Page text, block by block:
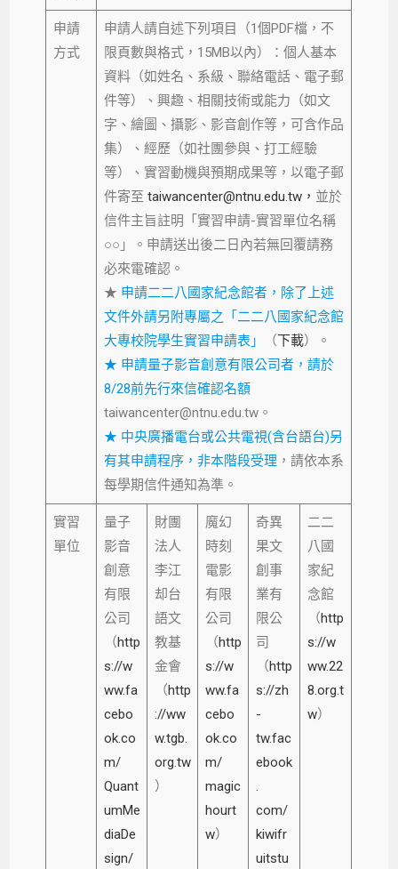
申請
方式
申請人請自述下列項目（1個PDF檔，不
限頁數與格式，15MB以內）：個人基本
資料（如姓名、系級、聯絡電話、電子郵
件等）、興趣、相關技術或能力（如文
字、繪圖、攝影、影音創作等，可含作品
集）、經歷（如社團參與、打工經驗
等）、實習動機與預期成果等，以電子郵
件寄至 taiwancenter@ntnu.edu.tw， 並於
信件主旨註明「實習申請-實習單位名稱
○○」。申請送出後二日內若無回覆請務
必來電確認。
★ 申請二二八國家紀念館者，除了上述
文件外請另附專屬之「二二八國家紀念館
大專校院學生實習申請表」
（下載）。
★ 申請量子影音創意有限公司者，請於
8/28前先行來信確認名額
taiwancenter@ntnu.edu.tw。
★ 中央廣播電台或公共電視(含台語台)另
有其申請程序，非本階段受理 ，請依本系
每學期信件通知為準。
實習
單位
量子
影音
創意
有限
公司
（http
s://w
ww.fa
cebo
ok.co
m/
Quant
umMe
diaDe
sign/
財團
法人
李江
却台
語文
教基
金會
（http
://ww
w.tgb.
org.tw
）
魔幻
時刻
電影
有限
公司
（http
s://w
ww.fa
cebo
ok.co
m/
magic
hourt
w）
奇異
果文
創事
業有
限公
司
（http
s://zh
-
tw.fac
ebook
.
com/
kiwifr
uitstu
二二
八國
家紀
念館
（http
s://w
ww.22
8.org.t
w）